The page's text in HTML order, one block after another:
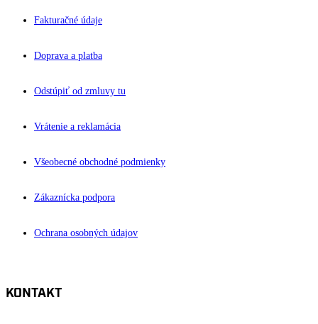
Fakturačné údaje
Doprava a platba
Odstúpiť od zmluvy tu
Vrátenie a reklamácia
Všeobecné obchodné podmienky
Zákaznícka podpora
Ochrana osobných údajov
KONTAKT